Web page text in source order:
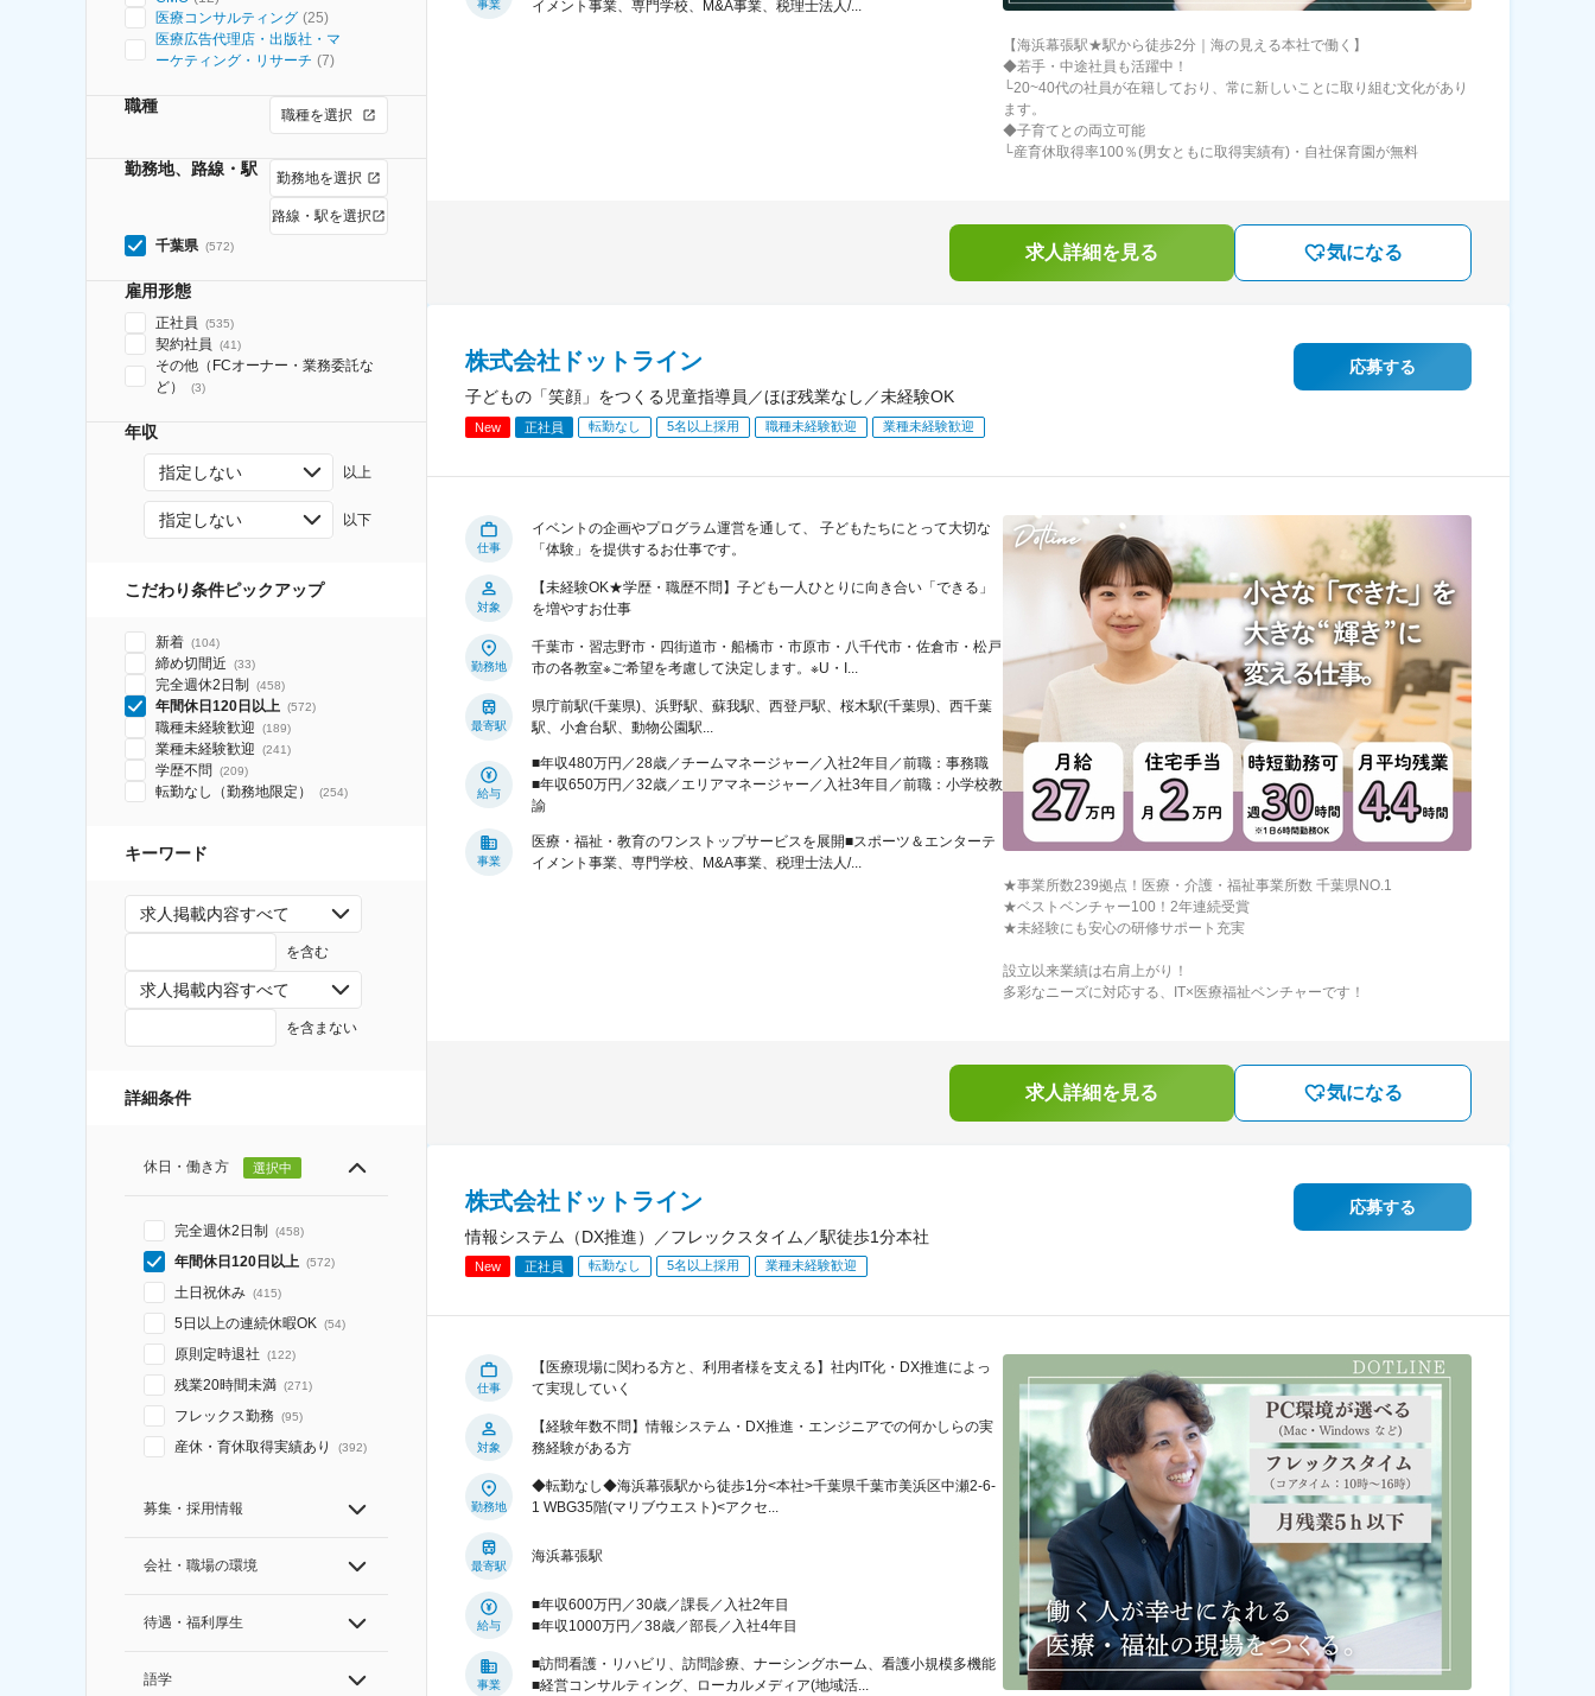
医療コンサルティング (25)
医療広告代理店・出版社・マ
ーケティング・リサーチ (7)
職種 職種を選択
勤務地、路線・駅 勤務地を選択
路線・駅を選択
千葉県 (572)
雇用形態
正社員 (535)
契約社員 (41)
その他（FCオーナー・業務委託な
ど）
(3)
年収
指定しない 以上
指定しない 以下
こだわり条件ピックアップ
新着 (104)
締め切間近 (33)
完全週休2日制 (458)
年間休日120日以上 (572)
職種未経験歓迎 (189)
業種未経験歓迎 (241)
学歴不問 (209)
転勤なし（勤務地限定） (254)
キーワード
求人掲載内容すべて
を含む
求人掲載内容すべて
を含まない
詳細条件
休日・働き方 選択中
完全週休2日制 (458)
年間休日120日以上 (572)
土日祝休み (415)
5日以上の連続休暇OK (54)
原則定時退社 (122)
残業20時間未満 (271)
フレックス勤務 (95)
産休・育休取得実績あり (392)
募集・採用情報
会社・職場の環境
待遇・福利厚生
語学
事業 イメント事業、専門学校、M&A事業、税理士法人/...
【海浜幕張駅★駅から徒歩2分｜海の見える本社で働く】
◆若手・中途社員も活躍中！
└20~40代の社員が在籍しており、常に新しいことに取り組む文化があり
ます。
◆子育てとの両立可能
└産育休取得率100％(男女ともに取得実績有)・自社保育園が無料
求人詳細を見る 気になる
株式会社ドットライン
子どもの「笑顔」をつくる児童指導員／ほぼ残業なし／未経験OK
New 正社員 転勤なし 5名以上採用 職種未経験歓迎 業種未経験歓迎
応募する
仕事
イベントの企画やプログラム運営を通して、 子どもたちにとって大切な
「体験」を提供するお仕事です。
対象
【未経験OK★学歴・職歴不問】子ども一人ひとりに向き合い「できる」
を増やすお仕事
勤務地
千葉市・習志野市・四街道市・船橋市・市原市・八千代市・佐倉市・松戸
市の各教室※ご希望を考慮して決定します。※U・I...
最寄駅
県庁前駅(千葉県)、浜野駅、蘇我駅、西登戸駅、桜木駅(千葉県)、西千葉
駅、小倉台駅、動物公園駅...
給与
■年収480万円／28歳／チームマネージャー／入社2年目／前職：事務職
■年収650万円／32歳／エリアマネージャー／入社3年目／前職：小学校教
諭
事業
医療・福祉・教育のワンストップサービスを展開■スポーツ＆エンターテ
イメント事業、専門学校、M&A事業、税理士法人/...
★事業所数239拠点！医療・介護・福祉事業所数 千葉県NO.1
★ベストベンチャー100！2年連続受賞
★未経験にも安心の研修サポート充実
設立以来業績は右肩上がり！
多彩なニーズに対応する、IT×医療福祉ベンチャーです！
求人詳細を見る 気になる
株式会社ドットライン
情報システム（DX推進）／フレックスタイム／駅徒歩1分本社
New 正社員 転勤なし 5名以上採用 業種未経験歓迎
応募する
仕事
【医療現場に関わる方と、利用者様を支える】社内IT化・DX推進によっ
て実現していく
対象
【経験年数不問】情報システム・DX推進・エンジニアでの何かしらの実
務経験がある方
勤務地
◆転勤なし◆海浜幕張駅から徒歩1分<本社>千葉県千葉市美浜区中瀬2-6-
1 WBG35階(マリブウエスト)<アクセ...
最寄駅
海浜幕張駅
給与
■年収600万円／30歳／課長／入社2年目
■年収1000万円／38歳／部長／入社4年目
事業
■訪問看護・リハビリ、訪問診療、ナーシングホーム、看護小規模多機能
■経営コンサルティング、ローカルメディア(地域活...